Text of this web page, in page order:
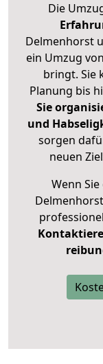
Die
Delmenhorst
ein Umzug
bringt. Sie
Planung bis
Sie
und
sorgen
neuen
Wenn